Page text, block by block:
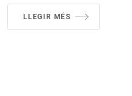
LLEGIR MÉS